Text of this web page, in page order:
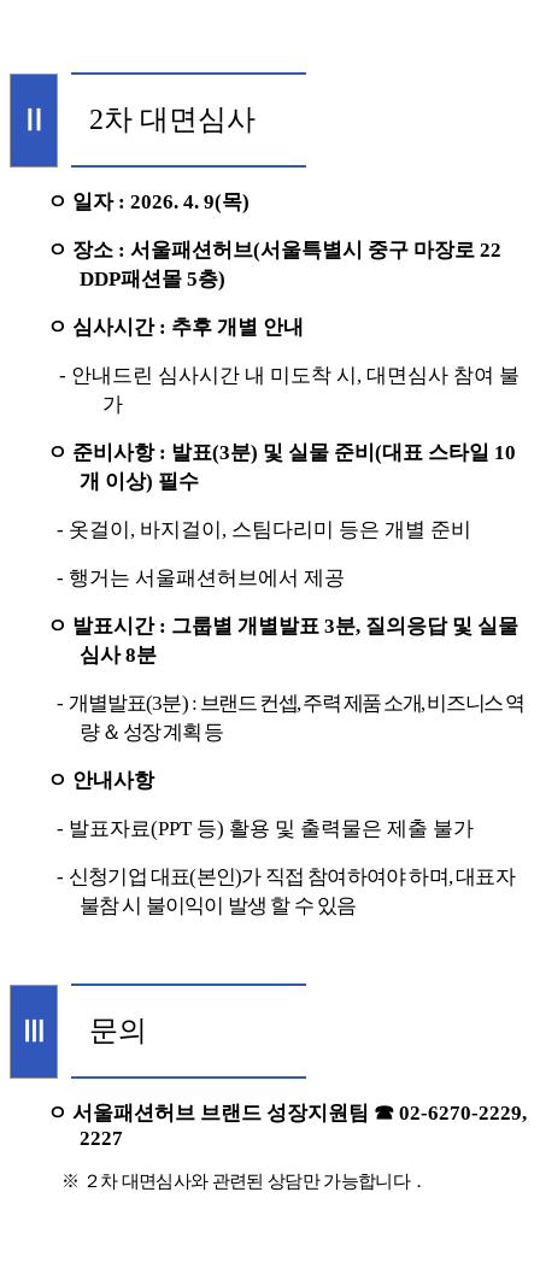
2차 대면심사
ㅇ 일자 : 2026. 4. 9(목)
ㅇ 장소 :서울패션허브(서울특별시 중구 마장로22
DDP패션몰 5층)
ㅇ 심사시간 : 추후 개별 안내
- 안내드린 심사시간 내 미도착 시 , 대면심사 참여 불
가
ㅇ 준비사항 : 발표(3분) 및 실물 준비(대표 스타일 10
개 이상) 필수
- 옷걸이 , 바지걸이 , 스팀다리미 등은 개별 준비
- 행거는 서울패션허브에서 제공
ㅇ 발표시간 : 그룹별 개별발표3분, 질의응답 및 실물
심사8분
-개별발표(3분) : 브랜드 컨셉,주력제품 소개,비즈니스역
량 ＆ 성장계획 등
ㅇ 안내사항
- 발표자료(PPT 등) 활용 및 출력물은 제출 불가
- 신청기업 대표(본인)가 직접 참여하여야 하며,대표자
불참 시 불이익이 발생 할 수 있음
문의
ㅇ 서울패션허브 브랜드 성장지원팀 ☎02-6270-2229,
2227
※ ２차대면심사와 관련된상담만가능합니다．